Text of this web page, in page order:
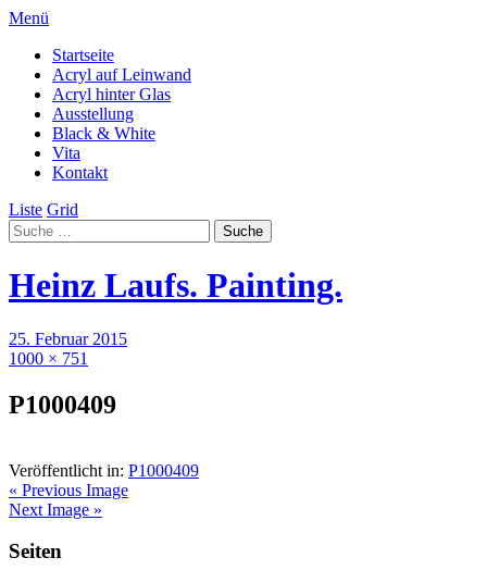
Menü
Startseite
Acryl auf Leinwand
Acryl hinter Glas
Ausstellung
Black & White
Vita
Kontakt
Liste Grid
Heinz Laufs. Painting.
25. Februar 2015
1000 × 751
P1000409
Veröffentlicht in: P1000409
« Previous Image
Next Image »
Seiten